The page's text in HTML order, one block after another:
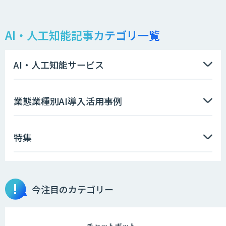
AI・人工知能記事カテゴリ一覧
AI・人工知能サービス
業態業種別AI導入活用事例
特集
今注目のカテゴリー